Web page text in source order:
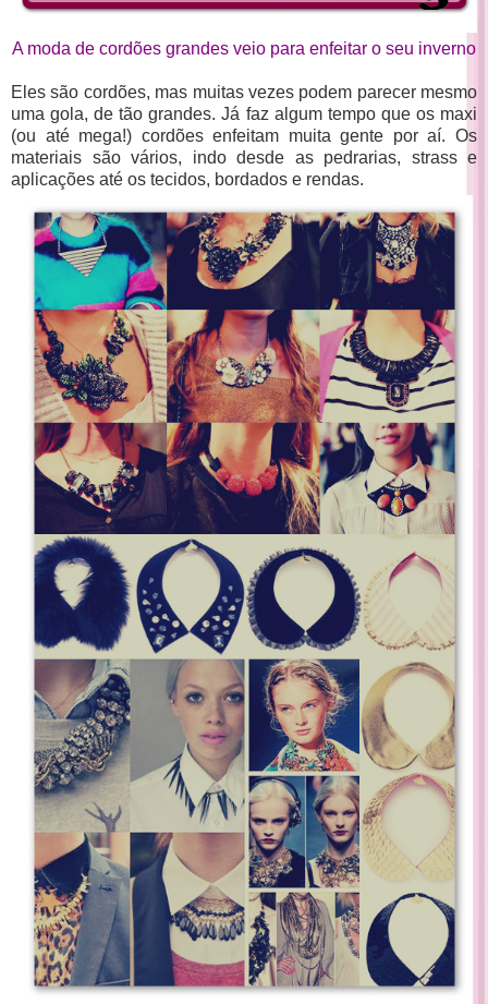
A moda de cordões grandes veio para enfeitar o seu inverno
Eles são cordões, mas muitas vezes podem parecer mesmo
uma gola, de tão grandes. Já faz algum tempo que os maxi
(ou até mega!) cordões enfeitam muita gente por aí. Os
materiais são vários, indo desde as pedrarias, strass e
aplicações até os tecidos, bordados e rendas.